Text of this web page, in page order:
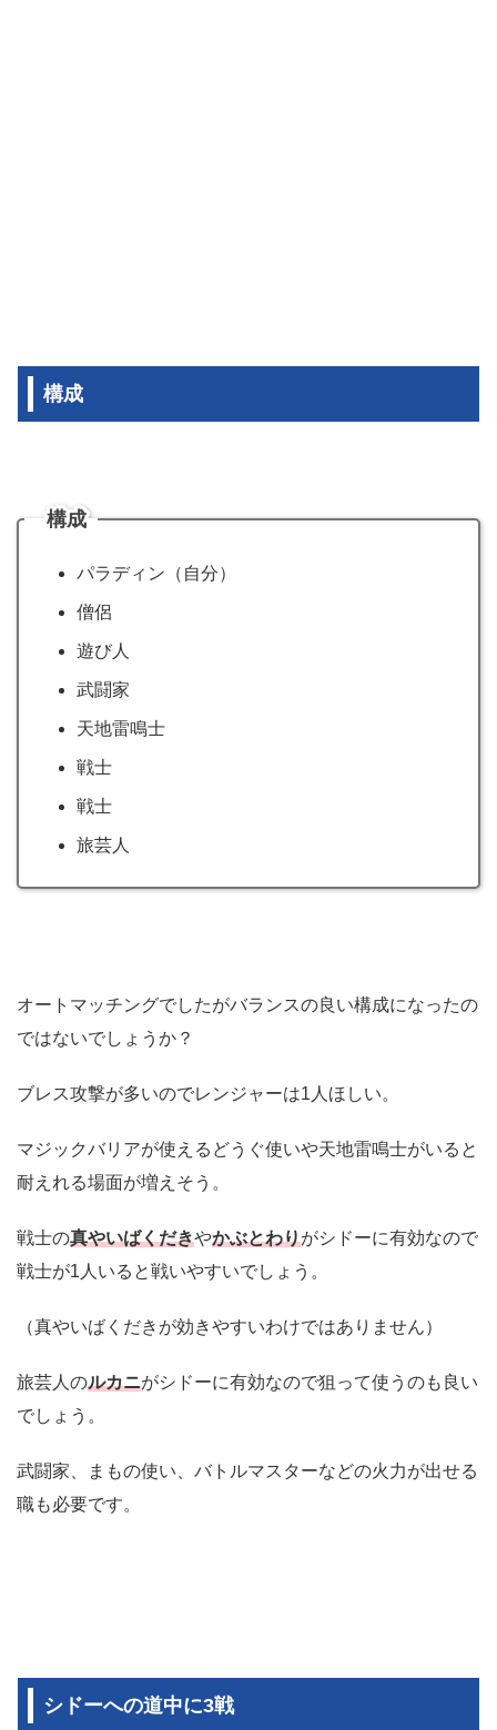
構成
構成
パラディン（自分）
僧侶
遊び人
武闘家
天地雷鳴士
戦士
戦士
旅芸人
オートマッチングでしたがバランスの良い構成になったの
ではないでしょうか？
ブレス攻撃が多いのでレンジャーは1人ほしい。
マジックバリアが使えるどうぐ使いや天地雷鳴士がいると
耐えれる場面が増えそう。
戦士の真やいばくだきやかぶとわりがシドーに有効なので
戦士が1人いると戦いやすいでしょう。
（真やいばくだきが効きやすいわけではありません）
旅芸人のルカニがシドーに有効なので狙って使うのも良い
でしょう。
武闘家、まもの使い、バトルマスターなどの火力が出せる
職も必要です。
シドーへの道中に3戦